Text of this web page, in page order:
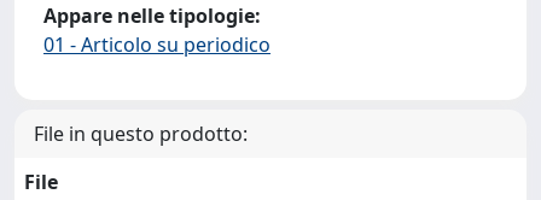
Appare nelle tipologie:
01 - Articolo su periodico
File in questo prodotto:
File